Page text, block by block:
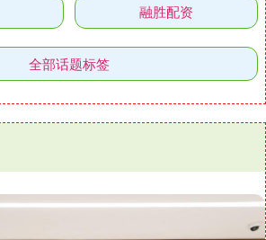
融胜配资
全部话题标签